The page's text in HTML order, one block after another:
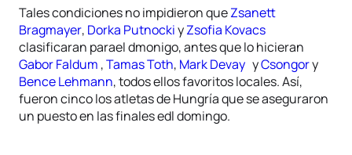
Tales condiciones no impidieron queZsanett
Bragmayer, Dorka PutnockiyZsofia Kovacs
clasificaran parael dmonigo, antes que lo hicieran
Gabor Faldum ,Tamas Toth, Mark Devay yCsongory
Bence Lehmann, todos ellos favoritos locales. Así,
fueron cinco los atletas de Hungría que se aseguraron
un puesto en las finales edl domingo.